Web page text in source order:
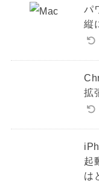
パ
縦
拡
起
は